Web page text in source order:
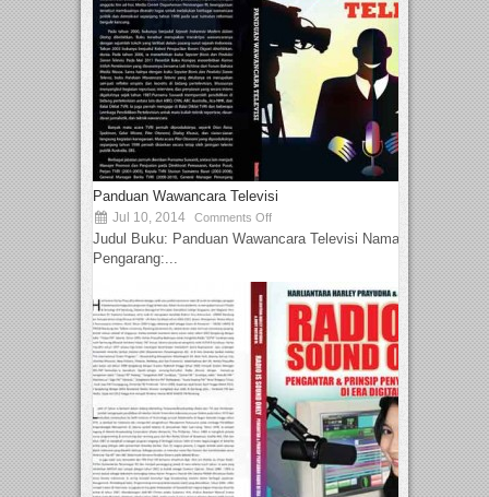
Panduan Wawancara Televisi
Jul 10, 2014 Comments Off
Judul Buku: Panduan Wawancara Televisi Nama
Pengarang:...